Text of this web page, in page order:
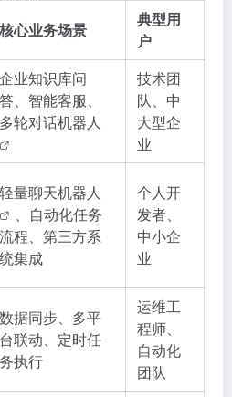
核心业务场景
典型用
户
企业知识库问
答、智能客服、
多轮对话机器人
技术团
队、中
大型企
业
轻量聊天机器人
、自动化任务
流程、第三方系
统集成
个人开
发者、
中小企
业
数据同步、多平
台联动、定时任
务执行
运维工
程师、
自动化
团队